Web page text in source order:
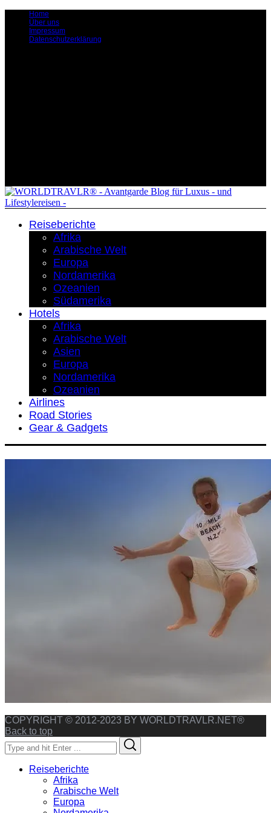
Home
Über uns
Impressum
Datenschutzerklärung
Reiseberichte
Afrika
Arabische Welt
Europa
Nordamerika
Ozeanien
Südamerika
Hotels
Afrika
Arabische Welt
Asien
Europa
Nordamerika
Ozeanien
Airlines
Road Stories
Gear & Gadgets
COPYRIGHT © 2012-2023 BY WORLDTRAVLR.NET®
Back to top
Search
for:
Reiseberichte
Afrika
Arabische Welt
Europa